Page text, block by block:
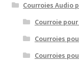
Courroies Audio
Courroie
Courroies
Courroies